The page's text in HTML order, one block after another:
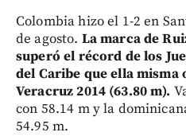
Colombia hizo el 1-2 en
de agosto. La marca de
superó el récord de los
del Caribe que ella misma
Veracruz 2014 (63.80 m).
con 58.14 m y la
54.95 m.